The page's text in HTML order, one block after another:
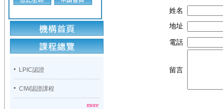
LPIC認證
CIW認證課程
more
姓名
地址
電話
留言